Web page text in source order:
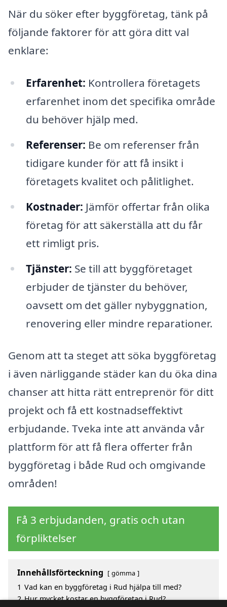
När du söker efter byggföretag, tänk på
följande faktorer för att göra ditt val
enklare:
Erfarenhet: Kontrollera företagets
erfarenhet inom det specifika område
du behöver hjälp med.
Referenser: Be om referenser från
tidigare kunder för att få insikt i
företagets kvalitet och pålitlighet.
Kostnader: Jämför offertar från olika
företag för att säkerställa att du får
ett rimligt pris.
Tjänster: Se till att byggföretaget
erbjuder de tjänster du behöver,
oavsett om det gäller nybyggnation,
renovering eller mindre reparationer.
Genom att ta steget att söka byggföretag
i även närliggande städer kan du öka dina
chanser att hitta rätt entreprenör för ditt
projekt och få ett kostnadseffektivt
erbjudande. Tveka inte att använda vår
plattform för att få flera offerter från
byggföretag i både Rud och omgivande
områden!
Få 3 erbjudanden, gratis och utan
förpliktelser
Innehållsförteckning gömma
1 Vad kan en byggföretag i Rud hjälpa till med?
2 Hur mycket kostar en byggföretag i Rud?